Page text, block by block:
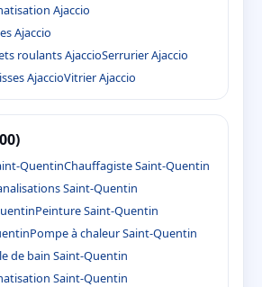
Ajaccio
Ajaccio
roulants AjaccioSerrurier Ajaccio
AjaccioVitrier Ajaccio
QuentinChauffagiste Saint-Quentin
Saint-Quentin
Peinture Saint-Quentin
Pompe à chaleur Saint-Quentin
de bain Saint-Quentin
Saint-Quentin